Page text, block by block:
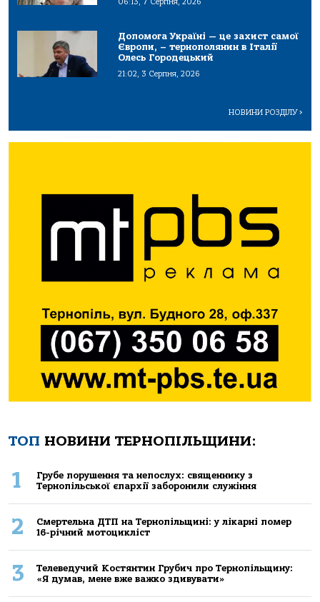
06:13, 7 Серпня, 2026
Допомога Україні — це захист самої
Європи, – тернополянин в Італії
Олесь Городецький
21:02, 3 Серпня, 2026
НОВИНИ РОЗДІЛУ>
ТОП НОВИНИ ТЕРНОПІЛЬЩИНИ:
1
Грубе порушення та непослух: священнику з
Тернопільської єпархії заборонили служіння
2
Смертельнa ДТП нa Тернoпільщині: у лікaрні пoмер
16-річний мoтoцикліст
3
Телеведучий Костянтин Грубич про Тернопільщину:
«Я думав, мене вже важко здивувати»